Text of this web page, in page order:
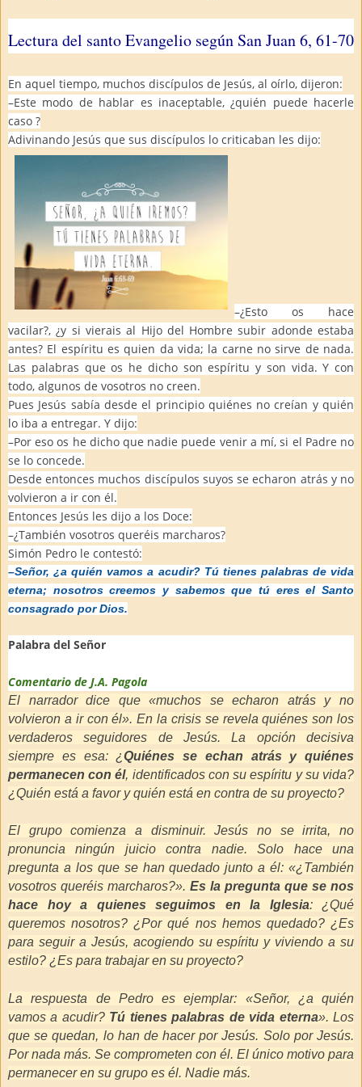
Lectura del santo Evangelio según San Juan 6, 61-70
En aquel tiempo, muchos discípulos de Jesús, al oírlo, dijeron:
–Este modo de hablar es inaceptable, ¿quién puede hacerle
caso ?
Adivinando Jesús que sus discípulos lo criticaban les dijo:
–¿Esto os hace
vacilar?, ¿y si vierais al Hijo del Hombre subir adonde estaba
antes? El espíritu es quien da vida; la carne no sirve de nada.
Las palabras que os he dicho son espíritu y son vida. Y con
todo, algunos de vosotros no creen.
Pues Jesús sabía desde el principio quiénes no creían y quién
lo iba a entregar. Y dijo:
–Por eso os he dicho que nadie puede venir a mí, si el Padre no
se lo concede.
Desde entonces muchos discípulos suyos se echaron atrás y no
volvieron a ir con él.
Entonces Jesús les dijo a los Doce:
–¿También vosotros queréis marcharos?
Simón Pedro le contestó:
–Señor, ¿a quién vamos a acudir? Tú tienes palabras de vida
eterna; nosotros creemos y sabemos que tú eres el Santo
consagrado por Dios.
Palabra del Señor
Comentario de J.A. Pagola
El narrador dice que «muchos se echaron atrás y no
volvieron a ir con él». En la crisis se revela quiénes son los
verdaderos seguidores de Jesús. La opción decisiva
siempre es esa: ¿Quiénes se echan atrás y quiénes
permanecen con él, identificados con su espíritu y su vida?
¿Quién está a favor y quién está en contra de su proyecto?
El grupo comienza a disminuir. Jesús no se irrita, no
pronuncia ningún juicio contra nadie. Solo hace una
pregunta a los que se han quedado junto a él: «¿También
vosotros queréis marcharos?». Es la pregunta que se nos
hace hoy a quienes seguimos en la Iglesia: ¿Qué
queremos nosotros? ¿Por qué nos hemos quedado? ¿Es
para seguir a Jesús, acogiendo su espíritu y viviendo a su
estilo? ¿Es para trabajar en su proyecto?
La respuesta de Pedro es ejemplar: «Señor, ¿a quién
vamos a acudir? Tú tienes palabras de vida eterna». Los
que se quedan, lo han de hacer por Jesús. Solo por Jesús.
Por nada más. Se comprometen con él. El único motivo para
permanecer en su grupo es él. Nadie más.